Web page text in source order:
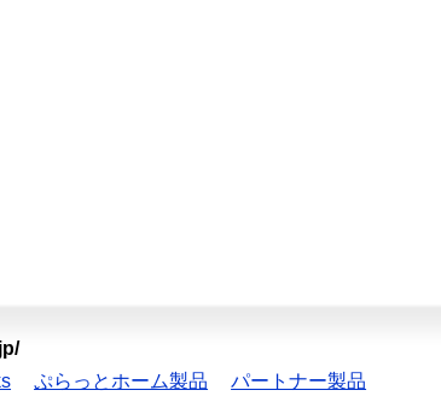
ぷらっとホーム製品 パートナー製品